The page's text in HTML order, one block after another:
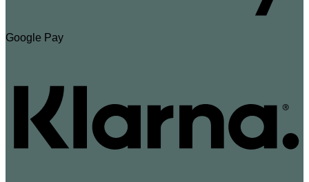
Google Pay